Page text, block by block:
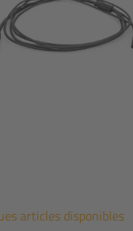
articles disponibles